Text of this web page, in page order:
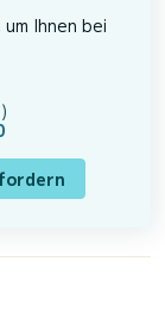
Ihnen bei